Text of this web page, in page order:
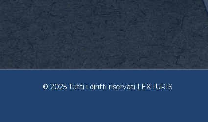
© 2025 Tutti i diritti riservati LEX IURIS